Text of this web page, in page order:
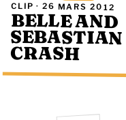
CLIP ·26 MARS 2012
BELLE AND
SEBASTIAN -
CRASH